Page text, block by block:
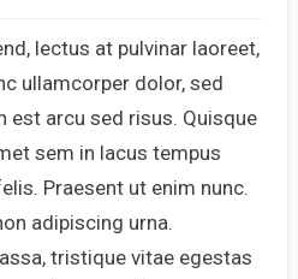
lectus at pulvinar laoreet,
ullamcorper dolor, sed
est arcu sed risus. Quisque
sem in lacus tempus
Praesent ut enim nunc.
adipiscing urna.
tristique vitae egestas